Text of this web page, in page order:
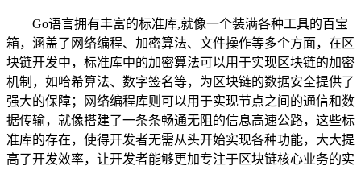
Go语言拥有丰富的标准库,就像一个装满各种工具的百宝
箱，涵盖了网络编程、加密算法、文件操作等多个方面，在区
块链开发中，标准库中的加密算法可以用于实现区块链的加密
机制，如哈希算法、数字签名等，为区块链的数据安全提供了
强大的保障；网络编程库则可以用于实现节点之间的通信和数
据传输，就像搭建了一条条畅通无阻的信息高速公路，这些标
准库的存在，使得开发者无需从头开始实现各种功能，大大提
高了开发效率，让开发者能够更加专注于区块链核心业务的实